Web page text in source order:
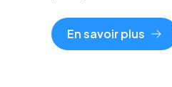
En savoir plus